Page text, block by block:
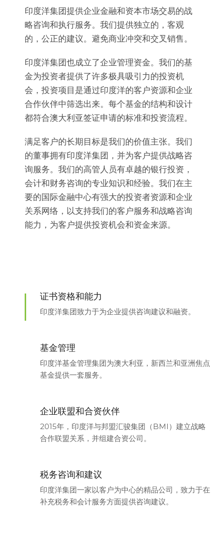
印度洋集团提供企业金融和资本市场交易的战
略咨询和执行服务。我们提供独立的，客观
的，公正的建议。避免商业冲突和交叉销售。
印度洋集团也成立了企业管理资金。我们的基
金为投资者提供了许多极具吸引力的投资机
会，投资项目是通过印度洋的客户资源和企业
合作伙伴中筛选出来。每个基金的结构和设计
都符合澳大利亚签证申请的标准和投资流程。
满足客户的长期目标是我们的价值主张。我们
的董事拥有印度洋集团，并为客户提供战略咨
询服务。我们的高管人员有卓越的银行投资，
会计和财务咨询的专业知识和经验。我们在主
要的国际金融中心有强大的投资者资源和企业
关系网络，以支持我们的客户服务和战略咨询
能力，为客户提供投资机会和资金来源。
证书资格和能力
印度洋集团致力于为企业提供咨询建议和融资。
基金管理
印度洋基金管理集团为澳大利亚，新西兰和亚洲焦点
基金提供一套服务。
企业联盟和合资伙伴
2015年，印度洋与邦盟汇骏集团（BMI）建立战略
合作联盟关系，并组建合资公司。
税务咨询和建议
印度洋集团一家以客户为中心的精品公司，致力于在
补充税务和会计服务方面提供咨询建议。